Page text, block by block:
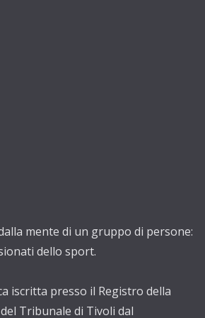
mente di un gruppo di persone:
dello sport.
iscritta presso il Registro della
Tribunale di Tivoli dal